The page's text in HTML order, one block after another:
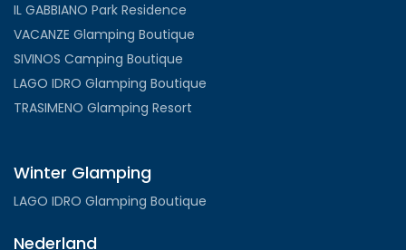
IL GABBIANO Park Residence
VACANZE Glamping Boutique
SIVINOS Camping Boutique
LAGO IDRO Glamping Boutique
TRASIMENO Glamping Resort
Winter Glamping
LAGO IDRO Glamping Boutique
Nederland